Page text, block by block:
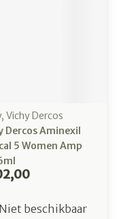
Vichy Dercos
Dercos Aminexil
5 Women Amp
Niet beschikbaar